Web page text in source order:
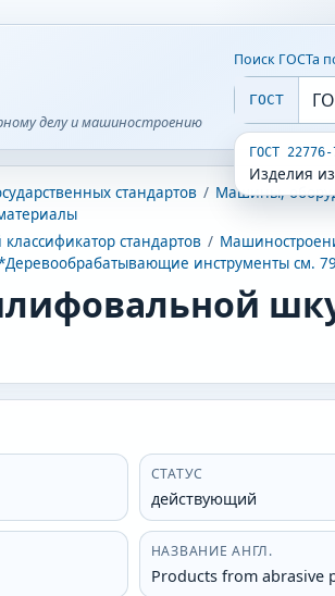
делу и машиностроению
Поиск ГОСТа
ГОСТ
ГОСТ 22776-
Изделия
стандартов / Машины,
стандартов /
инструменты см.
СТАТУС
действующий
НАЗВАНИЕ АНГЛ.
Products from abrasive